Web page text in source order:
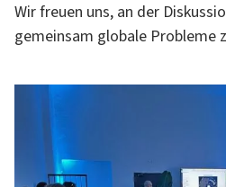
Wir freuen uns, an der
gemeinsam globale Probleme